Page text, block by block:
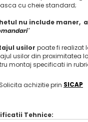
cu cheie standard;
nu include maner,
usilor poate fi realizat
usilor din proximitatea
montaj specificati in
Solicita achizitie prin SICAP
Tehnice: